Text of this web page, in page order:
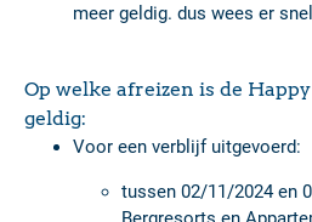
meer geldig. dus wees er
Op welke afreizen is de
geldig:
Voor een verblijf uitgevoerd:
tussen 02/11/2024 en